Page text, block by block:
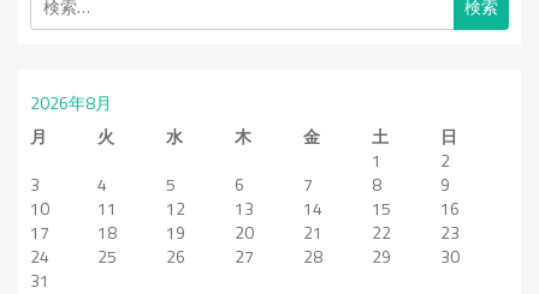
索:
2026年8月
月
火 水 木 金 土
日
1
2
3
4 5 6 7 8
9
10
11 12 13 14 15
16
17
18 19 20 21 22
23
24
25 26 27 28 29
30
31